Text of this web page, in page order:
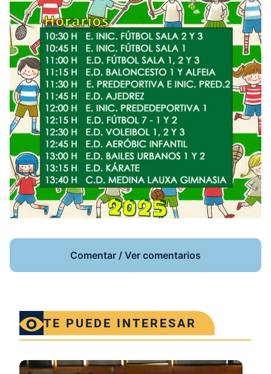
Comentar / Ver comentarios
TE PUEDE INTERESAR